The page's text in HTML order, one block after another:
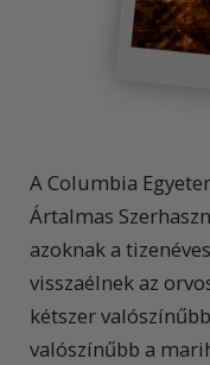
A Columbia
Ártalmas
azoknak a
visszaélnek az
kétszer
valószínűbb a